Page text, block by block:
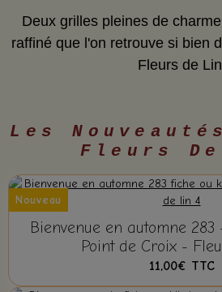
Deux grilles pleines de
raffiné que l'on retrouve si bien
Fleurs de
Les
Fleurs
Nouveau
Bienvenue en automne
Point de Croix -
11,00€ TTC